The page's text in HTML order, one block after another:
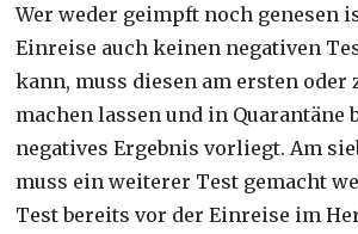
Wer weder geimpft noch genesen
Einreise auch keinen negativen
kann, muss diesen am ersten oder
machen lassen und in Quarantäne
negatives Ergebnis vorliegt. Am
muss ein weiterer Test gemacht
Test bereits vor der Einreise im